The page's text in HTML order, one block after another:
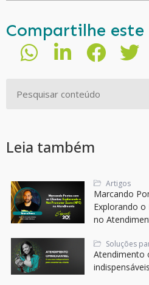
Compartilhe
Leia também
Artigos
Marcando
Explorando
no
Soluções
Atendimento